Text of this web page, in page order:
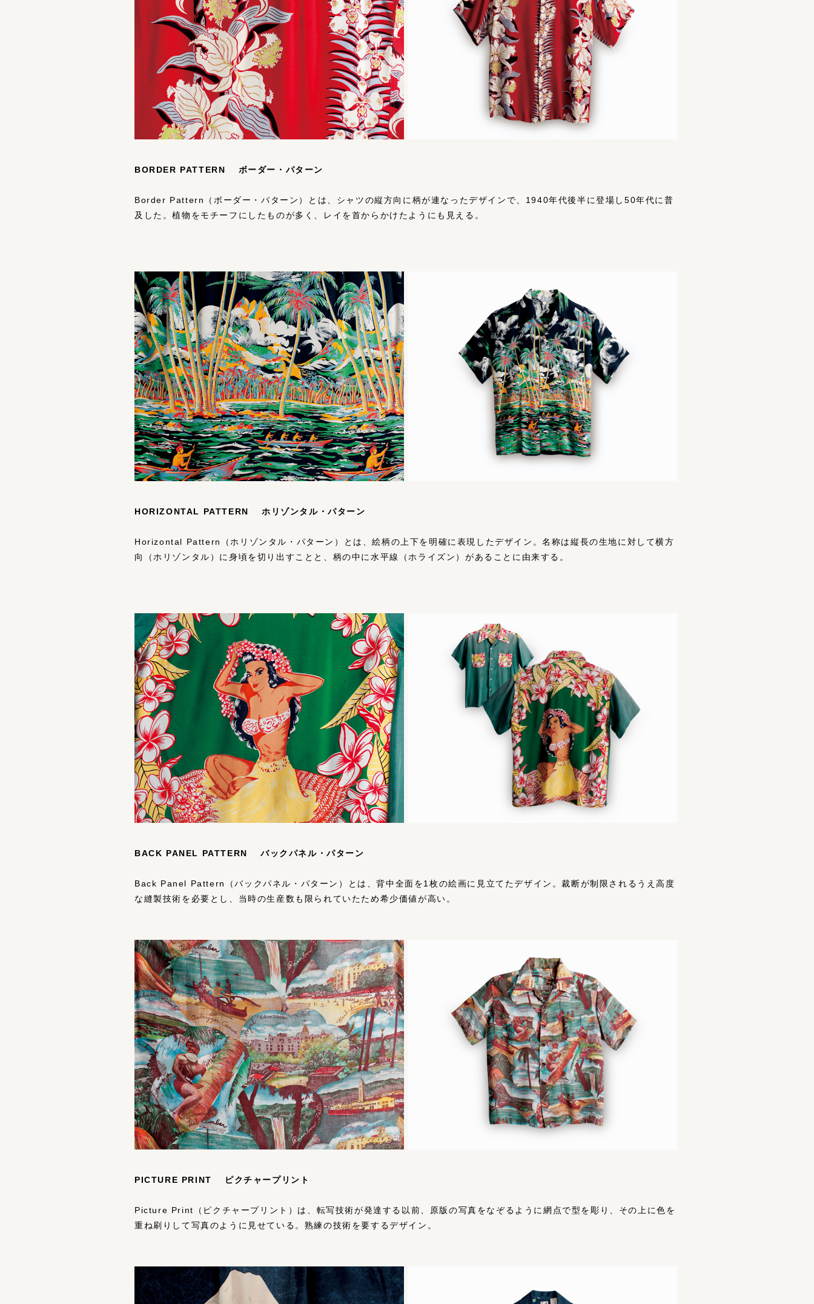
BORDER PATTERN ボーダー・パターン
Border Pattern（ボーダー・パターン）とは、シャツの縦⽅向に柄が連なったデザインで、1940年代後半に登場し50年代に普
及した。植物をモチーフにしたものが多く、レイを⾸からかけたようにも⾒える。
HORIZONTAL PATTERN ホリゾンタル・パターン
Horizontal Pattern（ホリゾンタル・パターン）とは、絵柄の上下を明確に表現したデザイン。名称は縦⻑の⽣地に対して横⽅
向（ホリゾンタル）に⾝頃を切り出すことと、柄の中に⽔平線（ホライズン）があることに由来する。
BACK PANEL PATTERN バックパネル・パターン
Back Panel Pattern（バックパネル・パターン）とは、背中全⾯を1枚の絵画に⾒⽴てたデザイン。裁断が制限されるうえ⾼度
な縫製技術を必要とし、当時の⽣産数も限られていたため希少価値が⾼い。
PICTURE PRINT ピクチャープリント
Picture Print（ピクチャープリント）は、転写技術が発達する以前、原版の写真をなぞるように網点で型を彫り、その上に⾊を
重ね刷りして写真のように⾒せている。熟練の技術を要するデザイン。